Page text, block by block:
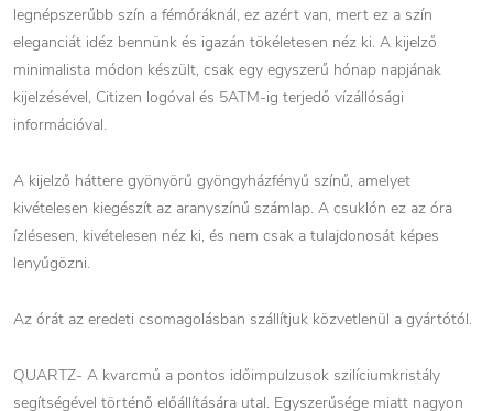
legnépszerűbb szín a fémóráknál, ez azért van, mert ez a szín
eleganciát idéz bennünk és igazán tökéletesen néz ki. A kijelző
minimalista módon készült, csak egy egyszerű hónap napjának
kijelzésével, Citizen logóval és 5ATM-ig terjedő vízállósági
információval.
A kijelző háttere gyönyörű gyöngyházfényű színű, amelyet
kivételesen kiegészít az aranyszínű számlap. A csuklón ez az óra
ízlésesen, kivételesen néz ki, és nem csak a tulajdonosát képes
lenyűgözni.
Az órát az eredeti csomagolásban szállítjuk közvetlenül a gyártótól.
QUARTZ- A kvarcmű a pontos időimpulzusok szilíciumkristály
segítségével történő előállítására utal. Egyszerűsége miatt nagyon